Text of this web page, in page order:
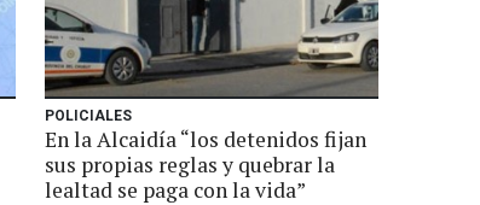
POLICIALES
En la Alcaidía “los detenidos fijan
sus propias reglas y quebrar la
lealtad se paga con la vida”